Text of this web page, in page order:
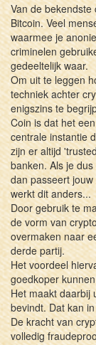
Van de
Bitcoin. Veel
waarmee je
criminelen
gedeeltelijk waar.
Om uit te leggen
techniek achter
enigszins te
Coin is dat het
centrale instantie
zijn er altijd
banken. Als je
dan passeert
werkt dit anders...
Door gebruik te
de vorm van
overmaken naar
derde partij.
Het voordeel
goedkoper
Het maakt daarbij
bevindt. Dat kan
De kracht van
volledig